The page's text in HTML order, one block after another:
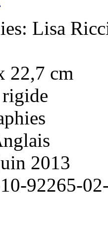
Lisa
22,7 cm
2013
92265-